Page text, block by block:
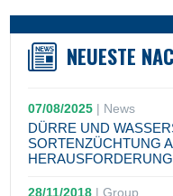
NEUESTE
07/08/2025 | News
DÜRRE UND
SORTENZÜCHTUNG
28/11/2018 |Group